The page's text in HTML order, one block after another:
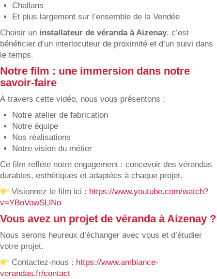
Challans
Et plus largement sur l’ensemble de la Vendée
Choisir un installateur de véranda à Aizenay, c’est
bénéficier d’un interlocuteur de proximité et d’un suivi dans
le temps.
Notre film : une immersion dans notre
savoir-faire
À travers cette vidéo, nous vous présentons :
Notre atelier de fabrication
Notre équipe
Nos réalisations
Notre vision du métier
Ce film reflète notre engagement : concevoir des vérandas
durables, esthétiques et adaptées à chaque projet.
Visionnez le film ici : https://www.youtube.com/watch?
v=YBoVowSLlNo
Vous avez un projet de véranda à Aizenay ?
Nous serons heureux d’échanger avec vous et d’étudier
votre projet.
Contactez-nous : https://www.ambiance-
verandas.fr/contact